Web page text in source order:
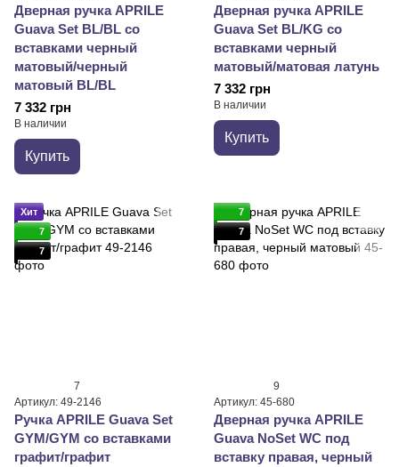
Дверная ручка APRILE
Guava Set BL/BL со
вставками черный
матовый/черный
матовый BL/BL
7 332 грн
В наличии
Купить
Дверная ручка APRILE
Guava Set BL/KG со
вставками черный
матовый/матовая латунь
7 332 грн
В наличии
Купить
Хит
7
7
7
Артикул: 49-2146
Ручка APRILE Guava Set
GYM/GYM со вставками
графит/графит
7
7
9
Артикул: 45-680
Дверная ручка APRILE
Guava NoSet WC под
вставку правая, черный